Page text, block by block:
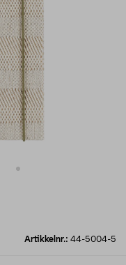
Artikkelnr.: 44-5004-5